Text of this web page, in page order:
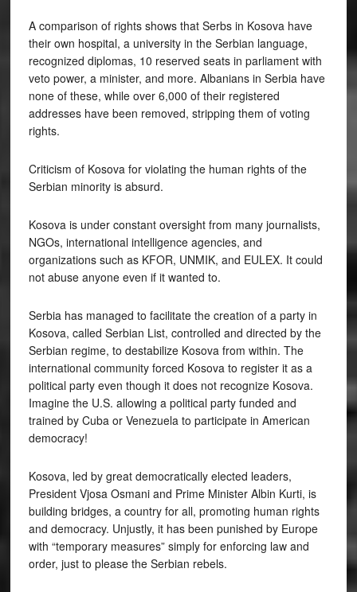
A comparison of rights shows that Serbs in Kosova have
their own hospital, a university in the Serbian language,
recognized diplomas, 10 reserved seats in parliament with
veto power, a minister, and more. Albanians in Serbia have
none of these, while over 6,000 of their registered
addresses have been removed, stripping them of voting
rights.
Criticism of Kosova for violating the human rights of the
Serbian minority is absurd.
Kosova is under constant oversight from many journalists,
NGOs, international intelligence agencies, and
organizations such as KFOR, UNMIK, and EULEX. It could
not abuse anyone even if it wanted to.
Serbia has managed to facilitate the creation of a party in
Kosova, called Serbian List, controlled and directed by the
Serbian regime, to destabilize Kosova from within. The
international community forced Kosova to register it as a
political party even though it does not recognize Kosova.
Imagine the U.S. allowing a political party funded and
trained by Cuba or Venezuela to participate in American
democracy!
Kosova, led by great democratically elected leaders,
President Vjosa Osmani and Prime Minister Albin Kurti, is
building bridges, a country for all, promoting human rights
and democracy. Unjustly, it has been punished by Europe
with “temporary measures” simply for enforcing law and
order, just to please the Serbian rebels.